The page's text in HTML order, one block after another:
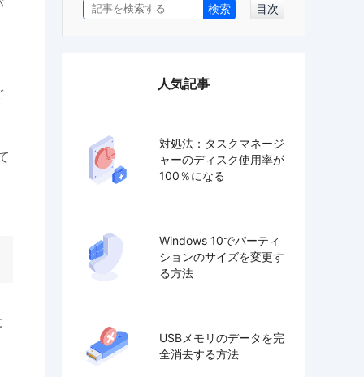
目次
人気記事
対処法：タスクマネージ
ャーのディスク使用率が
100％になる
Windows 10でパーティ
ションのサイズを変更す
る方法
USBメモリのデータを完
全消去する方法